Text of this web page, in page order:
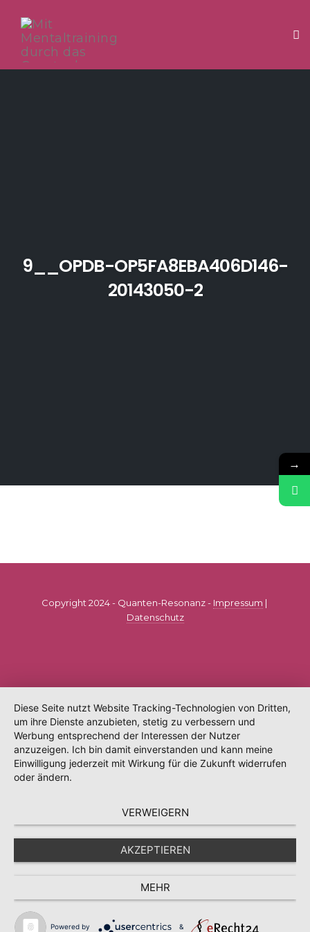
9__OPDB-OP5FA8EBA406D146-
20143050-2
Copyright 2024 - Quanten-Resonanz - Impressum |
Datenschutz
→
Diese Seite nutzt Website Tracking-Technologien von Dritten,
um ihre Dienste anzubieten, stetig zu verbessern und
Werbung entsprechend der Interessen der Nutzer
anzuzeigen. Ich bin damit einverstanden und kann meine
Einwilligung jederzeit mit Wirkung für die Zukunft widerrufen
oder ändern.
VERWEIGERN
AKZEPTIEREN
MEHR
Powered by &